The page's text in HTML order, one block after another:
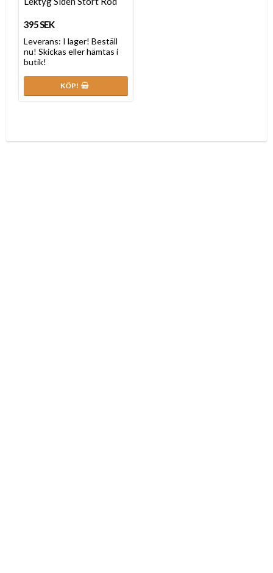
395 SEK
Leverans: I lager! Beställ
nu! Skickas eller hämtas i
butik!
KÖP!